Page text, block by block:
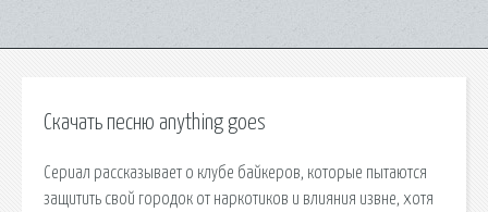
Скачать песню anything goes
Сериал рассказывает о клубе байкеров, которые пытаются
защитить свой городок от наркотиков и влияния извне, хотя